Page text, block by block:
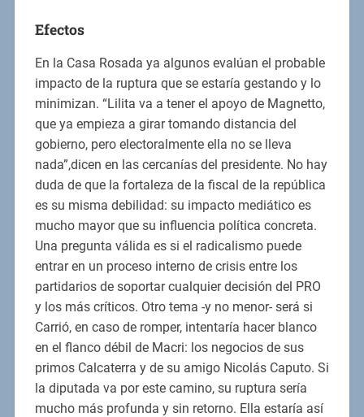
Efectos
En la Casa Rosada ya algunos evalúan el probable
impacto de la ruptura que se estaría gestando y lo
minimizan. “Lilita va a tener el apoyo de Magnetto,
que ya empieza a girar tomando distancia del
gobierno, pero electoralmente ella no se lleva
nada”,dicen en las cercanías del presidente. No hay
duda de que la fortaleza de la fiscal de la república
es su misma debilidad: su impacto mediático es
mucho mayor que su influencia política concreta.
Una pregunta válida es si el radicalismo puede
entrar en un proceso interno de crisis entre los
partidarios de soportar cualquier decisión del PRO
y los más críticos. Otro tema -y no menor- será si
Carrió, en caso de romper, intentaría hacer blanco
en el flanco débil de Macri: los negocios de sus
primos Calcaterra y de su amigo Nicolás Caputo. Si
la diputada va por este camino, su ruptura sería
mucho más profunda y sin retorno. Ella estaría así